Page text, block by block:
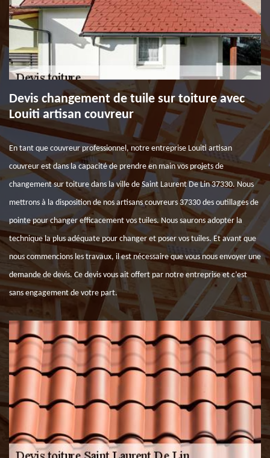
Devis changement de tuile sur toiture avec
Louiti artisan couvreur
En tant que couvreur professionnel, notre entreprise Louiti artisan
couvreur est dans la capacité de prendre en main vos projets de
changement sur toiture dans la ville de Saint Laurent De Lin 37330. Nous
mettrons à la disposition de nos artisans couvreurs 37330 des outillages de
pointe pour changer efficacement vos tuiles. Nous saurons adopter la
technique la plus adéquate pour changer et poser vos tuiles. Et avant que
nous commencions les travaux, il est nécessaire que vous nous envoyer une
demande de devis. Ce devis vous ait offert par notre entreprise et c’est
sans engagement de votre part.